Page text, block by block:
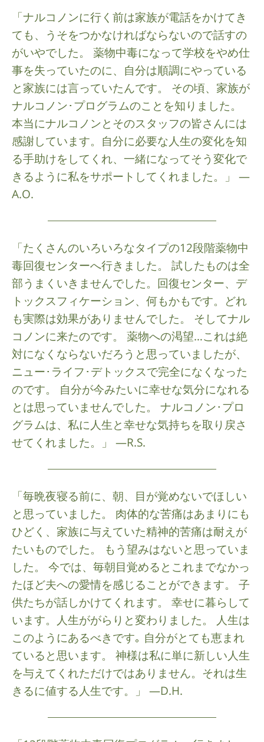
「ナルコノンに行く前は家族が電話をかけてき
ても、うそをつかなければならないので話すの
がいやでした。 薬物中毒になって学校をやめ仕
事を失っていたのに、自分は順調にやっている
と家族には言っていたんです。 その頃、家族が
ナルコノン･プログラムのことを知りました。
本当にナルコノンとそのスタッフの皆さんには
感謝しています。自分に必要な人生の変化を知
る手助けをしてくれ、一緒になってそう変化で
きるように私をサポートしてくれました。」 —
A.O.
「たくさんのいろいろなタイプの12段階薬物中
毒回復センターへ行きました。 試したものは全
部うまくいきませんでした。回復センター、デ
トックスフィケーション、何もかもです。どれ
も実際は効果がありませんでした。 そしてナル
コノンに来たのです。 薬物への渇望…これは絶
対になくならないだろうと思っていましたが、
ニュー･ライフ･デトックスで完全になくなった
のです。 自分が今みたいに幸せな気分になれる
とは思っていませんでした。 ナルコノン･プロ
グラムは、私に人生と幸せな気持ちを取り戻さ
せてくれました。」 —R.S.
「毎晩夜寝る前に、朝、目が覚めないでほしい
と思っていました。 肉体的な苦痛はあまりにも
ひどく、家族に与えていた精神的苦痛は耐えが
たいものでした。 もう望みはないと思っていま
した。 今では、毎朝目覚めるとこれまでなかっ
たほど夫への愛情を感じることができます。 子
供たちが話しかけてくれます。 幸せに暮らして
います。人生ががらりと変わりました。 人生は
このようにあるべきです｡ 自分がとても恵まれ
ていると思います。 神様は私に単に新しい人生
を与えてくれただけではありません。それは生
きるに値する人生です。」 —D.H.